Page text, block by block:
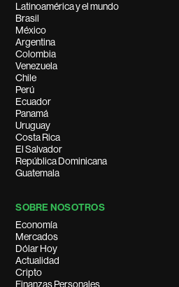
Latinoamérica y el mundo
Brasil
México
Argentina
Colombia
Venezuela
Chile
Perú
Ecuador
Panamá
Uruguay
Costa Rica
El Salvador
República Dominicana
Guatemala
SOBRE NOSOTROS
Economía
Mercados
Dólar Hoy
Actualidad
Cripto
Finanzas Personales